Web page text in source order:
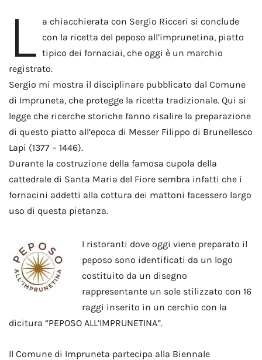
L a chiacchierata con Sergio Ricceri si conclude
con la ricetta del peposo all’imprunetina, piatto
tipico dei fornaciai, che oggi è un marchio
registrato.
Sergio mi mostra il disciplinare pubblicato dal Comune
di Impruneta, che protegge la ricetta tradizionale. Qui si
legge che ricerche storiche fanno risalire la preparazione
di questo piatto all’epoca di Messer Filippo di Brunellesco
Lapi (1377 – 1446).
Durante la costruzione della famosa cupola della
cattedrale di Santa Maria del Fiore sembra infatti che i
fornacini addetti alla cottura dei mattoni facessero largo
uso di questa pietanza.
I ristoranti dove oggi viene preparato il
peposo sono identificati da un logo
costituito da un disegno
rappresentante un sole stilizzato con 16
raggi inserito in un cerchio con la
dicitura “PEPOSO ALL’IMPRUNETINA”.
Il Comune di Impruneta partecipa alla Biennale